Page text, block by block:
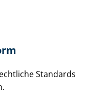
Standards